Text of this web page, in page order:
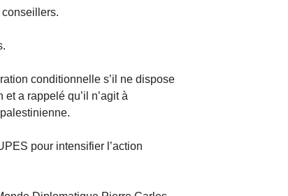
conditionnelle s’il ne dispose
a rappelé qu’il n’agit à
pour intensifier l’action